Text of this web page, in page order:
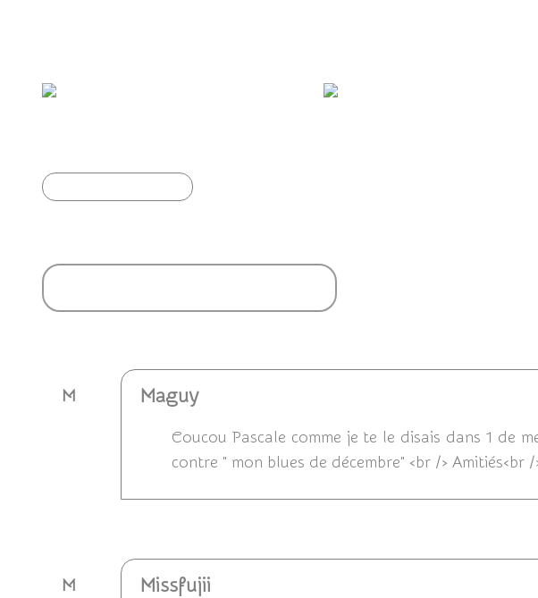
M Maguy
Coucou Pascale comme je te le disais dans 1 de
contre " mon blues de décembre" <br /> Amitiés<br
M Missfujii